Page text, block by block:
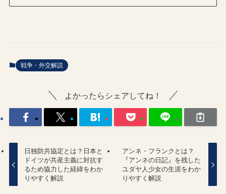
戦争・外交解説
よかったらシェアしてね！
日独防共協定とは？日本と
ドイツが共産主義に対抗す
るため協力した経緯をわか
りやすく解説
アンネ・フランクとは？
『アンネの日記』を残した
ユダヤ人少女の生涯をわか
りやすく解説